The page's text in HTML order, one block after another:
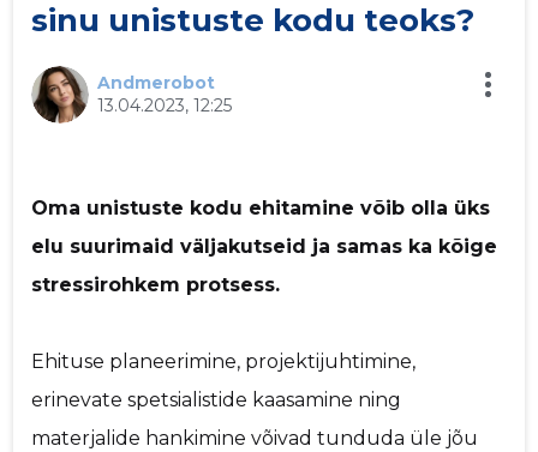
sinu unistuste kodu teoks?
Andmerobot
13.04.2023, 12:25
Oma unistuste kodu ehitamine võib olla üks
elu suurimaid väljakutseid ja samas ka kõige
stressirohkem protsess.
Ehituse planeerimine, projektijuhtimine,
erinevate spetsialistide kaasamine ning
materjalide hankimine võivad tunduda üle jõu
Sinu nimi